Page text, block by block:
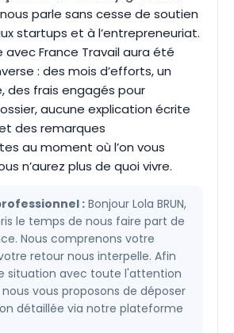
parle sans cesse de soutien
startups et à l’entrepreneuriat.
avec France Travail aura été
: des mois d’efforts, un
des frais engagés pour
aucune explication écrite
des remarques
au moment où l’on vous
n’aurez plus de quoi vivre.
: Bonjour Lola BRUN,
le temps de nous faire part de
Nous comprenons votre
retour nous interpelle. Afin
situation avec toute l'attention
vous proposons de déposer
détaillée via notre plateforme